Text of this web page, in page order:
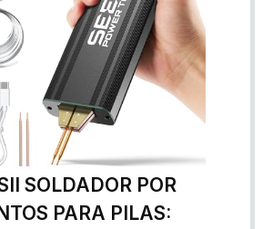
SOLDADOR POR
PARA PILAS: